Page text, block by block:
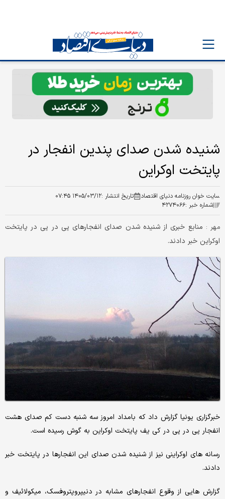
شنیده شدن صدای پندین انفجار در
پایتخت اوکراین
سایت خوان روزنامه دنیای اقتصاد تاریخ انتشار :۱۴۰۵/۰۳/۱۲ ۰۷:۴۵
شماره خبر :۴۲۷۴۰۶۶
مهر : منابع خبری از شنیده شدن صدای انفجارهای پی در پی در پایتخت
اوکراین خبر دادند.
خبرگزاری یونیا گزارش داد که بامداد امروز سه شنبه دست کم صدای هشت
انفجار پی در پی در کی یف پایتخت اوکراین به گوش رسیده است.
رسانه های اوکراینی نیز از شنیده شدن صدای این انفجارها در پایتخت خبر
دادند.
گزارش هایی از وقوع انفجارهای مشابه در دنیپروپتروفسک، میکولائیف و